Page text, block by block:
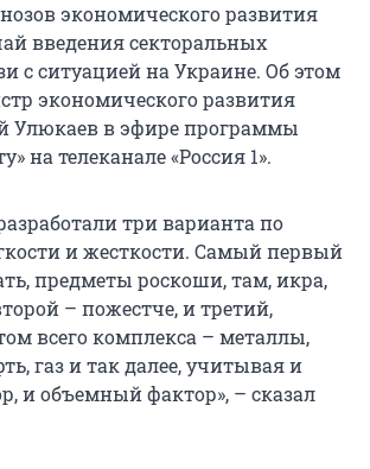
экономического развития
введения секторальных
с ситуацией на Украине. Об этом
экономического развития
Улюкаев в эфире программы
на телеканале «Россия 1».
три варианта по
и жесткости. Самый первый
предметы роскоши, там, икра,
– пожестче, и третий,
всего комплекса – металлы,
газ и так далее, учитывая и
и объемный фактор», – сказал